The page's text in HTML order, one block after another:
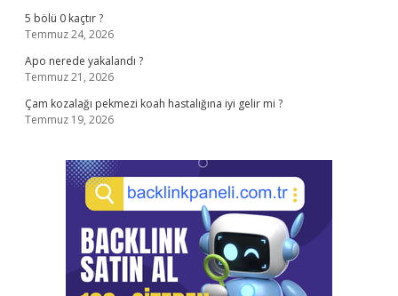
5 bölü 0 kaçtır ?
Temmuz 24, 2026
Apo nerede yakalandı ?
Temmuz 21, 2026
Çam kozalağı pekmezi koah hastalığına iyi gelir mi ?
Temmuz 19, 2026